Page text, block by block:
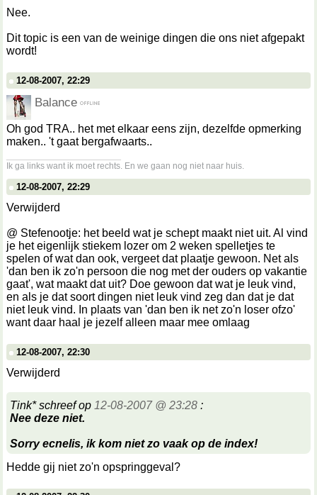
Nee.
Dit topic is een van de weinige dingen die ons niet afgepakt
wordt!
12-08-2007, 22:29
Balance
Oh god TRA.. het met elkaar eens zijn, dezelfde opmerking
maken.. 't gaat bergafwaarts..
Ik ga links want ik moet rechts. En we gaan nog niet naar huis.
12-08-2007, 22:29
Verwijderd
@ Stefenootje: het beeld wat je schept maakt niet uit. Al vind
je het eigenlijk stiekem lozer om 2 weken spelletjes te
spelen of wat dan ook, vergeet dat plaatje gewoon. Net als
'dan ben ik zo'n persoon die nog met der ouders op vakantie
gaat', wat maakt dat uit? Doe gewoon dat wat je leuk vind,
en als je dat soort dingen niet leuk vind zeg dan dat je dat
niet leuk vind. In plaats van 'dan ben ik net zo'n loser ofzo'
want daar haal je jezelf alleen maar mee omlaag
12-08-2007, 22:30
Verwijderd
Tink* schreef op 12-08-2007 @ 23:28 :
Nee deze niet.
Sorry ecnelis, ik kom niet zo vaak op de index!
Hedde gij niet zo'n opspringgeval?